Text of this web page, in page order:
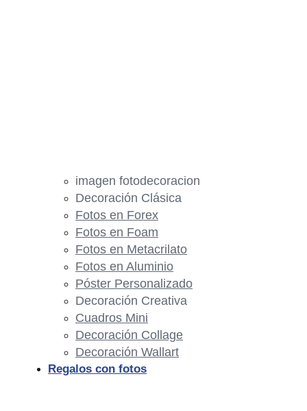
imagen fotodecoracion
Decoración Clásica
Fotos en Forex
Fotos en Foam
Fotos en Metacrilato
Fotos en Aluminio
Póster Personalizado
Decoración Creativa
Cuadros Mini
Decoración Collage
Decoración Wallart
Regalos con fotos